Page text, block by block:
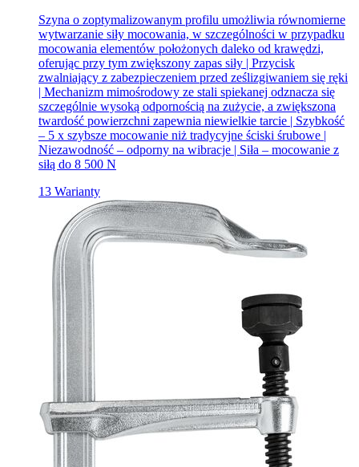
Szyna o zoptymalizowanym profilu umożliwia równomierne
wytwarzanie siły mocowania, w szczególności w przypadku
mocowania elementów położonych daleko od krawędzi,
oferując przy tym zwiększony zapas siły | Przycisk
zwalniający z zabezpieczeniem przed ześlizgiwaniem się ręki
| Mechanizm mimośrodowy ze stali spiekanej odznacza się
szczególnie wysoką odpornością na zużycie, a zwiększona
twardość powierzchni zapewnia niewielkie tarcie | Szybkość
– 5 x szybsze mocowanie niż tradycyjne ściski śrubowe |
Niezawodność – odporny na wibracje | Siła – mocowanie z
siłą do 8 500 N
13 Warianty